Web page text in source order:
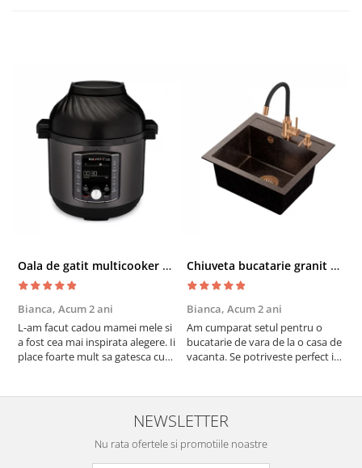
Oala de gatit multicooker 11 functii Instant Pot Pro Crisp 8 + Air Fryer 7.6 lt
Bianca, Acum 2 ani
L-am facut cadou mamei mele si
a fost cea mai inspirata alegere. Ii
place foarte mult sa gatesca cu
cratita...ma gandesc serios sa imi
cumpar si eu! Recomand mult !
Chiuveta bucatarie granit cu finisaj negru perlat/cupru Steingran Art Copper cu dozator si baterie Quadron
Bianca, Acum 2 ani
Am cumparat setul pentru o
bucatarie de vara de la o casa de
vacanta. Se potriveste perfect in
buna, recomand cu drag !
NEWSLETTER
Nu rata ofertele si promotiile noastre